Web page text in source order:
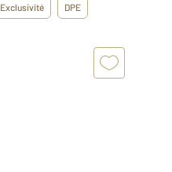
Exclusivité DPE